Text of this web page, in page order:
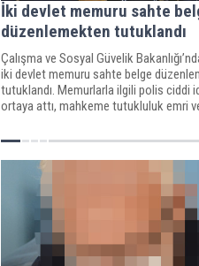
İki devlet memuru sahte
düzenlemekten tutuklandı
Çalışma ve Sosyal Güvelik
iki devlet memuru sahte belge
tutuklandı. Memurlarla ilgili polis ciddi
ortaya attı, mahkeme tutukluluk emri